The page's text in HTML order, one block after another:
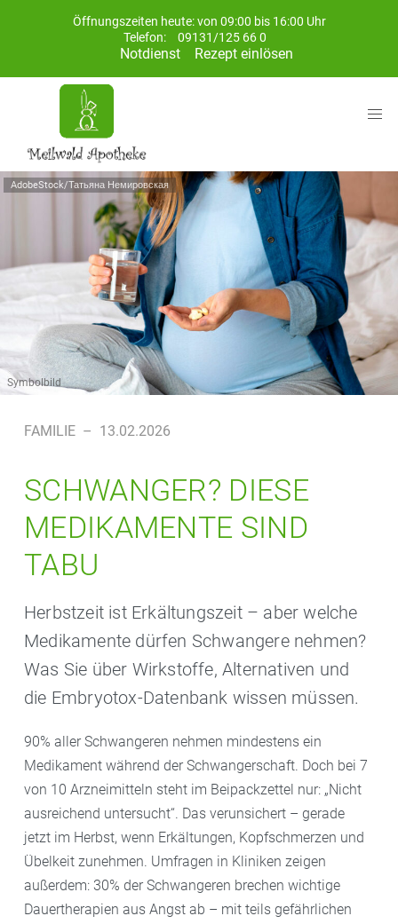
Öffnungszeiten heute: von 09:00 bis 16:00 Uhr
Telefon:
09131/125 66 0
Notdienst Rezept einlösen
AdobeStock/Татьяна Немировская
Symbolbild
FAMILIE – 13.02.2026
SCHWANGER? DIESE
MEDIKAMENTE SIND
TABU
Herbstzeit ist Erkältungszeit – aber welche
Medikamente dürfen Schwangere nehmen?
Was Sie über Wirkstoffe, Alternativen und
die Embryotox-Datenbank wissen müssen.
90% aller Schwangeren nehmen mindestens ein
Medikament während der Schwangerschaft. Doch bei 7
von 10 Arzneimitteln steht im Beipackzettel nur: „Nicht
ausreichend untersucht“. Das verunsichert – gerade
jetzt im Herbst, wenn Erkältungen, Kopfschmerzen und
Übelkeit zunehmen. Umfragen in Kliniken zeigen
außerdem: 30% der Schwangeren brechen wichtige
Dauertherapien aus Angst ab – mit teils gefährlichen